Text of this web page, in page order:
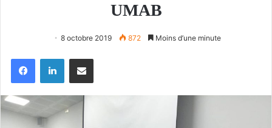
UMAB
8 octobre 2019 872 Moins d’une minute
FacebookLinkedinPartager par email